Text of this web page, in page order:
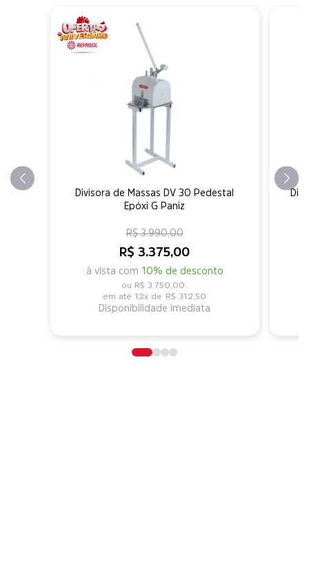
Divisora de Massas DV 30 Pedestal
Epóxi G Paniz
R$ 3.375,00
à vista com 10% de desconto
R$ 3.990,00
R$ 3.750,00
12x de R$ 312,50
Disponibilidade imediata